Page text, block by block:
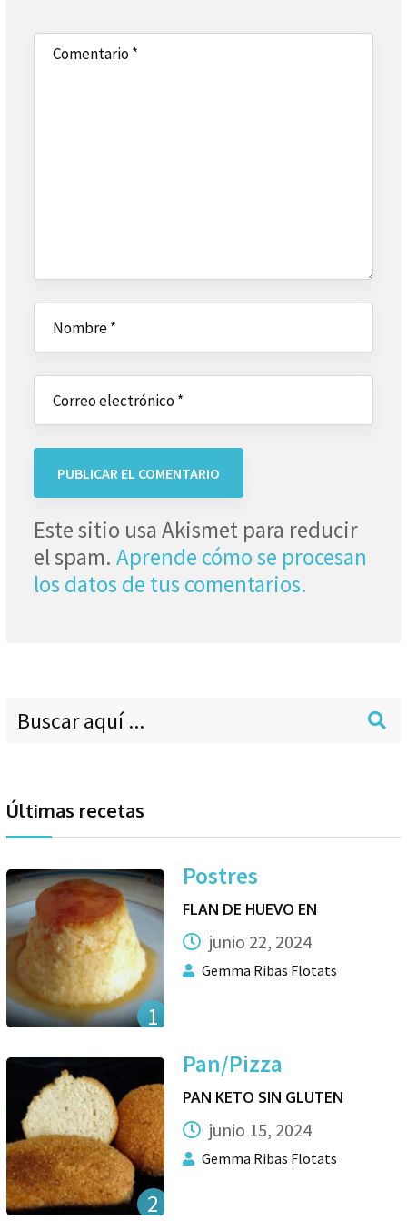
Este sitio usa Akismet para reducir
el spam. Aprende cómo se procesan
los datos de tus comentarios.
Últimas recetas
1
Postres
FLAN DE HUEVO EN
junio 22, 2024
Gemma Ribas Flotats
2
Pan/Pizza
PAN KETO SIN GLUTEN
junio 15, 2024
Gemma Ribas Flotats